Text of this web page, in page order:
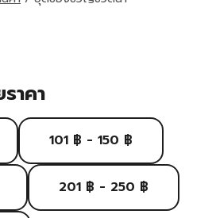
าคา
101 ฿ - 150 ฿
201 ฿ - 250 ฿